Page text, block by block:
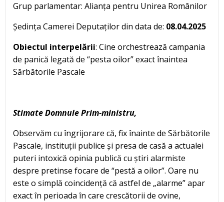
Grup parlamentar: Alianța pentru Unirea Românilor
Ședința Camerei Deputaților din data de: 08.04.2025
Obiectul interpelării: Cine orchestrează campania
de panică legată de “pesta oilor” exact înaintea
Sărbătorile Pascale
Stimate Domnule Prim-ministru,
Observăm cu îngrijorare că, fix înainte de Sărbătorile
Pascale, instituții publice și presa de casă a actualei
puteri intoxică opinia publică cu știri alarmiste
despre pretinse focare de “pestă a oilor”. Oare nu
este o simplă coincidență că astfel de „alarme” apar
exact în perioada în care crescătorii de ovine,